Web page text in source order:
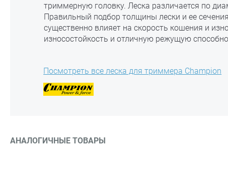
триммерную головку. Леска различается по
Правильный подбор толщины лески и ее
существенно влияет на скорость кошения и
износостойкость и отличную режущую
Посмотреть все леска для триммера Champion
АНАЛОГИЧНЫЕ ТОВАРЫ